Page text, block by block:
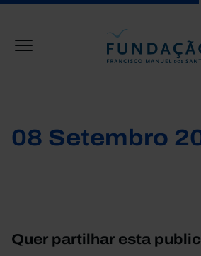
08 Setembro
Quer partilhar esta